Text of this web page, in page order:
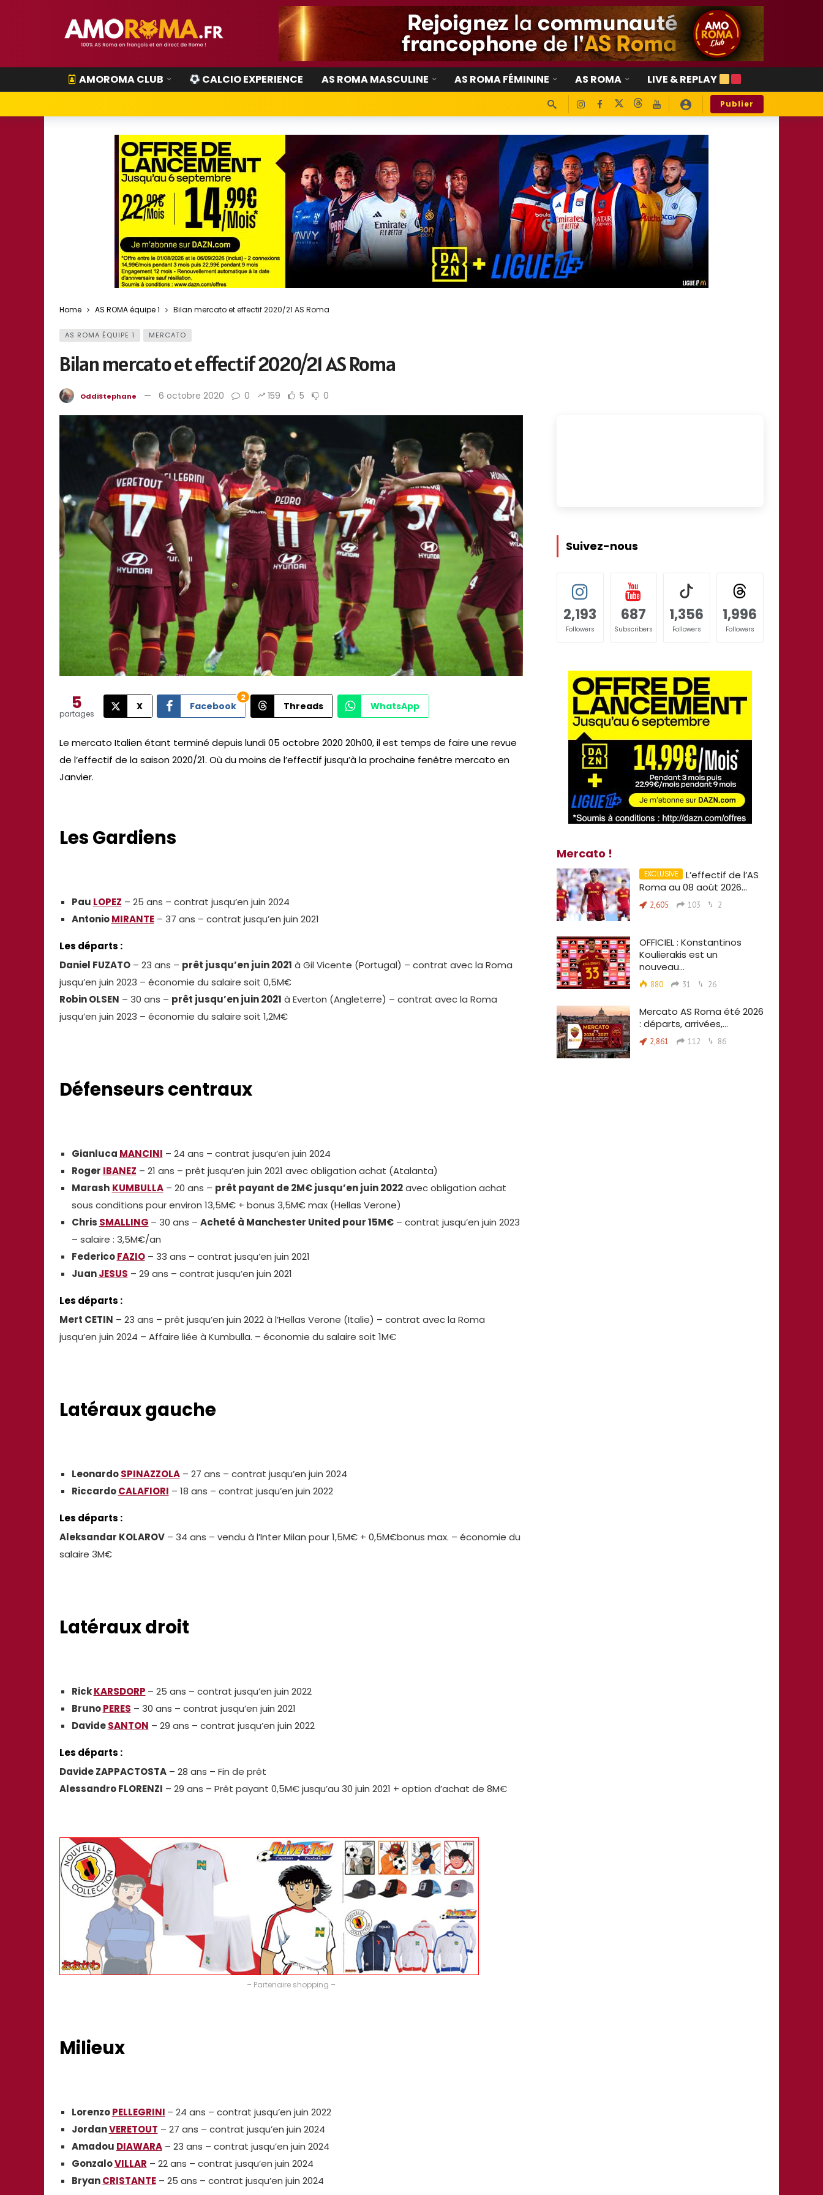
AMOROMA CLUB CALCIO EXPERIENCE AS ROMA MASCULINE AS ROMA FÉMININE AS ROMA LIVE & REPLAY
Publier
Home AS ROMA équipe 1 Bilan mercato et effectif 2020/21 AS Roma
AS ROMA ÉQUIPE 1 MERCATO
Bilan mercato et effectif 2020/21 AS Roma
OddiStephane 6 octobre 2020 0 159 5 0
5
partages
X Facebook
2
Threads WhatsApp
Le mercato Italien étant terminé depuis lundi 05 octobre 2020 20h00, il est temps de faire une revue
de l’effectif de la saison 2020/21. Où du moins de l’effectif jusqu’à la prochaine fenêtre mercato en
Janvier.
Les Gardiens
Pau LOPEZ – 25 ans – contrat jusqu’en juin 2024
AntonioMIRANTE– 37 ans – contrat jusqu’en juin 2021
Les départs :
Daniel FUZATO – 23 ans – prêt jusqu’en juin 2021 à Gil Vicente (Portugal) – contrat avec la Roma
jusqu’en juin 2023 – économie du salaire soit 0,5M€
Robin OLSEN – 30 ans – prêt jusqu’en juin 2021 à Everton (Angleterre) – contrat avec la Roma
jusqu’en juin 2023 – économie du salaire soit 1,2M€
Défenseurs centraux
Gianluca MANCINI – 24 ans – contrat jusqu’en juin 2024
Roger IBANEZ – 21 ans – prêt jusqu’en juin 2021 avec obligation achat (Atalanta)
Marash KUMBULLA– 20 ans – prêt payant de 2M€ jusqu’en juin 2022avec obligation achat
sous conditions pour environ 13,5M€ + bonus 3,5M€ max (Hellas Verone)
Chris SMALLING – 30 ans – Acheté à Manchester United pour 15M€– contrat jusqu’en juin 2023
– salaire : 3,5M€/an
FedericoFAZIO– 33 ans – contrat jusqu’en juin 2021
JuanJESUS – 29 ans – contrat jusqu’en juin 2021
Les départs :
Mert CETIN – 23 ans – prêt jusqu’en juin 2022 à l’Hellas Verone (Italie) – contrat avec la Roma
jusqu’en juin 2024 – Affaire liée à Kumbulla. – économie du salaire soit 1M€
Latéraux gauche
LeonardoSPINAZZOLA– 27 ans – contrat jusqu’en juin 2024
RiccardoCALAFIORI – 18 ans – contrat jusqu’en juin 2022
Les départs :
Aleksandar KOLAROV – 34 ans – vendu à l’Inter Milan pour 1,5M€ + 0,5M€bonus max. – économie du
salaire 3M€
Latéraux droit
RickKARSDORP – 25 ans – contrat jusqu’en juin 2022
BrunoPERES – 30 ans – contrat jusqu’en juin 2021
DavideSANTON – 29 ans – contrat jusqu’en juin 2022
Les départs :
Davide ZAPPACTOSTA – 28 ans – Fin de prêt
Alessandro FLORENZI – 29 ans – Prêt payant 0,5M€ jusqu’au 30 juin 2021 + option d’achat de 8M€
– Partenaire shopping –
Milieux
LorenzoPELLEGRINI – 24 ans – contrat jusqu’en juin 2022
JordanVERETOUT – 27 ans – contrat jusqu’en juin 2024
Amadou DIAWARA– 23 ans – contrat jusqu’en juin 2024
GonzaloVILLAR – 22 ans – contrat jusqu’en juin 2024
BryanCRISTANTE– 25 ans – contrat jusqu’en juin 2024
Suivez-nous
2,193
Followers
687
Subscribers
1,356
Followers
1,996
Followers
Mercato !
L’effectif de l’AS
Roma au 08 août 2026…
2,605 103 2
OFFICIEL : Konstantinos
Koulierakis est un
nouveau…
880 31 26
Mercato AS Roma été 2026
: départs, arrivées,…
2,861 112 86